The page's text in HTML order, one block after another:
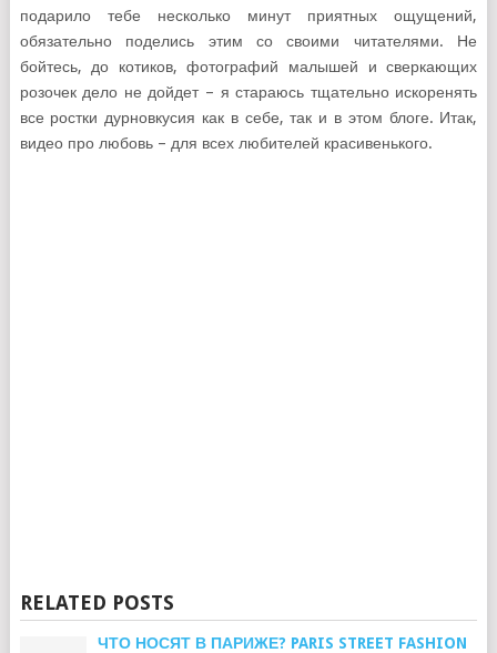
подарило тебе несколько минут приятных ощущений,
обязательно поделись этим со своими читателями. Не
бойтесь, до котиков, фотографий малышей и сверкающих
розочек дело не дойдет – я стараюсь тщательно искоренять
все ростки дурновкусия как в себе, так и в этом блоге. Итак,
видео про любовь – для всех любителей красивенького.
RELATED POSTS
ЧТО НОСЯТ В ПАРИЖЕ? PARIS STREET FASHION